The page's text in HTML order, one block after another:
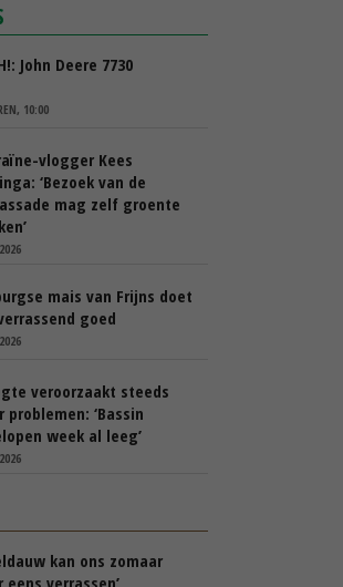
John Deere 7730
10:00
vlogger Kees
‘Bezoek van de
mag zelf groente
mais van Frijns doet
goed
veroorzaakt steeds
problemen: ‘Bassin
week al leeg’
kan ons zomaar
eens verrassen’